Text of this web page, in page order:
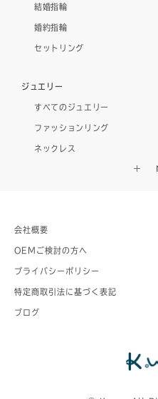
結婚指輪
婚約指輪
セットリング
ジュエリー
すべてのジュエリー
ファッションリング
ネックレス
会社概要
OEMご検討の方へ
プライバシーポリシー
特定商取引法に基づく表記
ブログ